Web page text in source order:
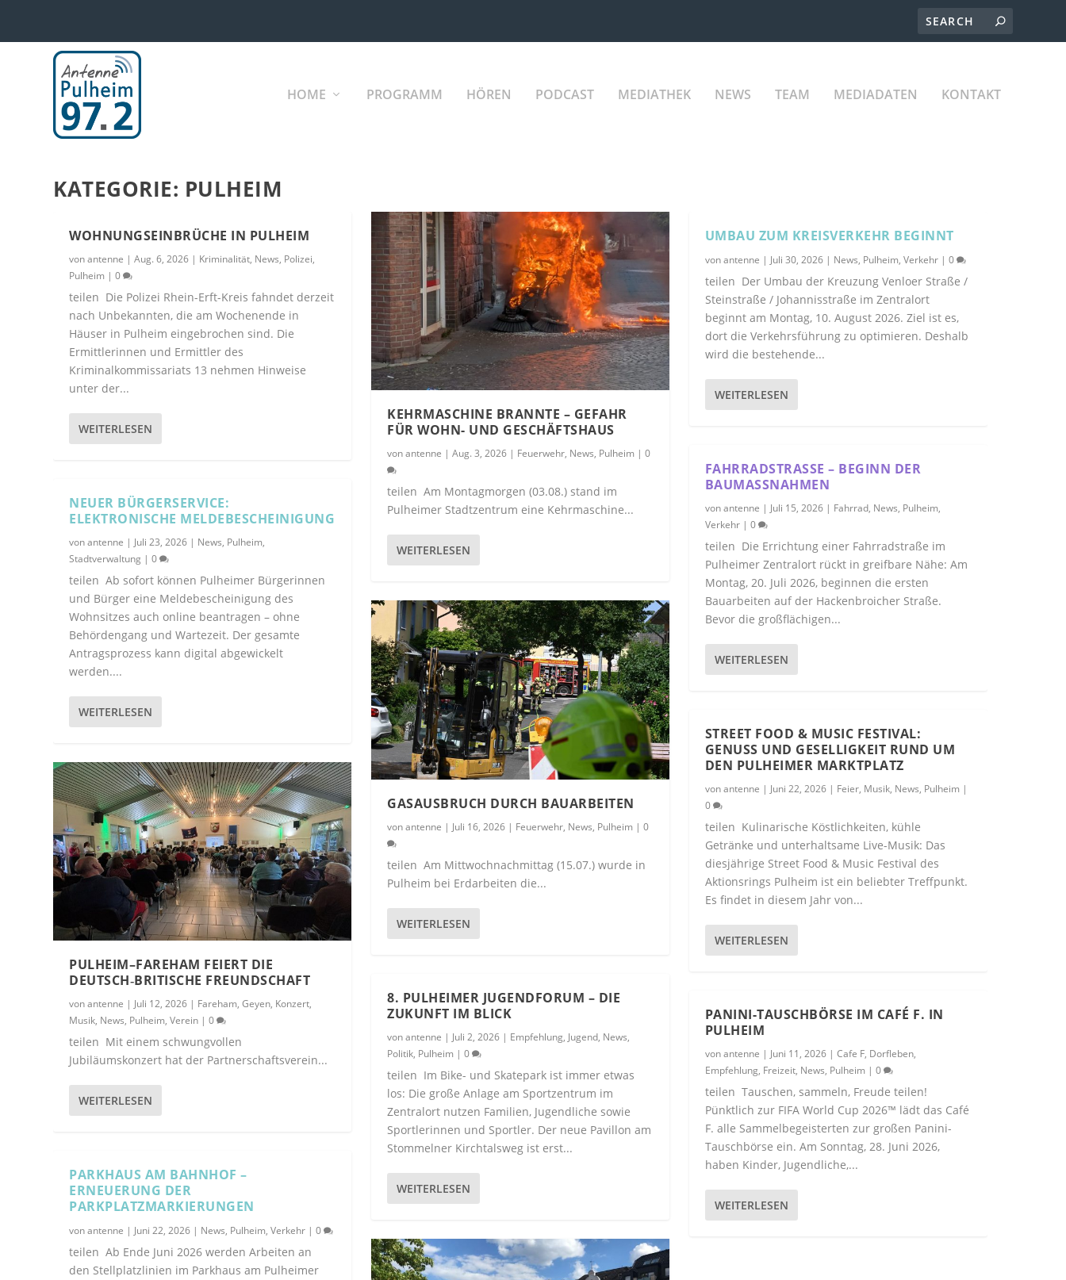
HOME PROGRAMM HÖREN PODCAST MEDIATHEK NEWS TEAM MEDIADATEN KONTAKT
KATEGORIE: PULHEIM
WOHNUNGSEINBRÜCHE IN PULHEIM
vonantenne |Aug. 6, 2026 | Kriminalität, News, Polizei,
Pulheim |0
teilen Die Polizei Rhein-Erft-Kreis fahndet derzeit
nach Unbekannten, die am Wochenende in
Häuser in Pulheim eingebrochen sind. Die
Ermittlerinnen und Ermittler des
Kriminalkommissariats 13 nehmen Hinweise
unter der...
WEITERLESEN
NEUER BÜRGERSERVICE:
ELEKTRONISCHE MELDEBESCHEINIGUNG
vonantenne | Juli 23, 2026 | News, Pulheim,
Stadtverwaltung |0
teilen Ab sofort können Pulheimer Bürgerinnen
und Bürger eine Meldebescheinigung des
Wohnsitzes auch online beantragen – ohne
Behördengang und Wartezeit. Der gesamte
Antragsprozess kann digital abgewickelt
werden....
WEITERLESEN
PULHEIM–FAREHAM FEIERT DIE
DEUTSCH‑BRITISCHE FREUNDSCHAFT
vonantenne | Juli 12, 2026 | Fareham,Geyen, Konzert,
Musik, News, Pulheim,Verein |0
teilen Mit einem schwungvollen
Jubiläumskonzert hat der Partnerschaftsverein...
WEITERLESEN
PARKHAUS AM BAHNHOF –
ERNEUERUNG DER
PARKPLATZMARKIERUNGEN
vonantenne | Juni 22, 2026 | News, Pulheim,Verkehr |0
teilen Ab Ende Juni 2026 werden Arbeiten an
den Stellplatzlinien im Parkhaus am Pulheimer
KEHRMASCHINE BRANNTE – GEFAHR
FÜR WOHN- UND GESCHÄFTSHAUS
vonantenne |Aug. 3, 2026 | Feuerwehr, News, Pulheim |0
teilen Am Montagmorgen (03.08.) stand im
Pulheimer Stadtzentrum eine Kehrmaschine...
WEITERLESEN
GASAUSBRUCH DURCH BAUARBEITEN
vonantenne | Juli 16, 2026 | Feuerwehr, News, Pulheim |0
teilen Am Mittwochnachmittag (15.07.) wurde in
Pulheim bei Erdarbeiten die...
WEITERLESEN
8. PULHEIMER JUGENDFORUM – DIE
ZUKUNFT IM BLICK
vonantenne | Juli 2, 2026 | Empfehlung, Jugend, News,
Politik, Pulheim |0
teilen Im Bike- und Skatepark ist immer etwas
los: Die große Anlage am Sportzentrum im
Zentralort nutzen Familien, Jugendliche sowie
Sportlerinnen und Sportler. Der neue Pavillon am
Stommelner Kirchtalsweg ist erst...
WEITERLESEN
UMBAU ZUM KREISVERKEHR BEGINNT
vonantenne | Juli 30, 2026| News, Pulheim, Verkehr| 0
teilen Der Umbau der Kreuzung Venloer Straße /
Steinstraße / Johannisstraße im Zentralort
beginnt am Montag, 10. August 2026. Ziel ist es,
dort die Verkehrsführung zu optimieren. Deshalb
wird die bestehende...
WEITERLESEN
FAHRRADSTRASSE – BEGINN DER B
AUMASSNAHMEN
vonantenne | Juli 15, 2026| Fahrrad, News, Pulheim,
Verkehr| 0
teilen Die Errichtung einer Fahrradstraße im
Pulheimer Zentralort rückt in greifbare Nähe: Am
Montag, 20. Juli 2026, beginnen die ersten
Bauarbeiten auf der Hackenbroicher Straße.
Bevor die großflächigen...
WEITERLESEN
STREET FOOD & MUSIC FESTIVAL:
GENUSS UND GESELLIGKEIT RUND UM
DEN PULHEIMER MARKTPLATZ
vonantenne | Juni 22, 2026| Feier, Musik, News, Pulheim|
0
teilen Kulinarische Köstlichkeiten, kühle
Getränke und unterhaltsame Live-Musik: Das
diesjährige Street Food & Music Festival des
Aktionsrings Pulheim ist ein beliebter Treffpunkt.
Es findet in diesem Jahr von...
WEITERLESEN
PANINI-TAUSCHBÖRSE IM CAFÉ F. IN
PULHEIM
vonantenne | Juni 11, 2026| Cafe F, Dorfleben,
Empfehlung, Freizeit, News, Pulheim| 0
teilen Tauschen, sammeln, Freude teilen!
Pünktlich zur FIFA World Cup 2026™ lädt das Café
F. alle Sammelbegeisterten zur großen Panini-
Tauschbörse ein. Am Sonntag, 28. Juni 2026,
haben Kinder, Jugendliche,...
WEITERLESEN